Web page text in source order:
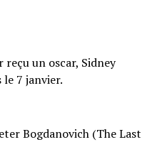
un oscar, Sidney
le 7 janvier.
Bogdanovich (The Last